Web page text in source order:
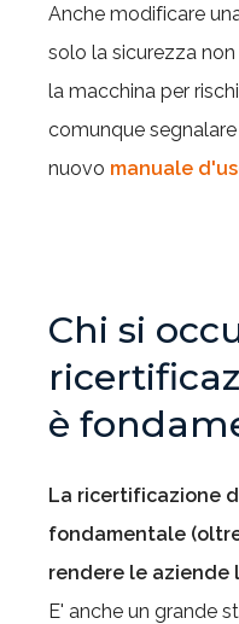
Anche modificare
solo la sicurezza
la macchina per
comunque
nuovo manuale
Chi si
è
La ricertificazione
fondamentale
rendere le aziende
E' anche un grande